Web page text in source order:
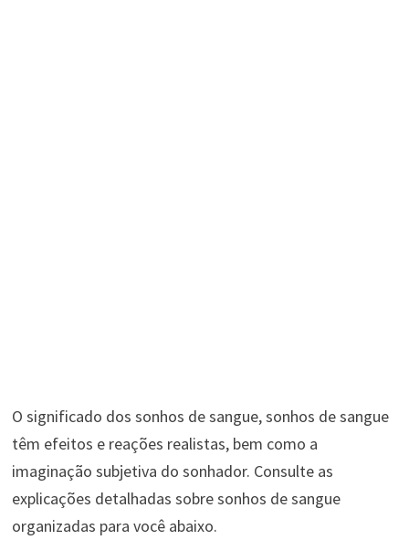
O significado dos sonhos de sangue, sonhos de sangue
têm efeitos e reações realistas, bem como a
imaginação subjetiva do sonhador. Consulte as
explicações detalhadas sobre sonhos de sangue
organizadas para você abaixo.